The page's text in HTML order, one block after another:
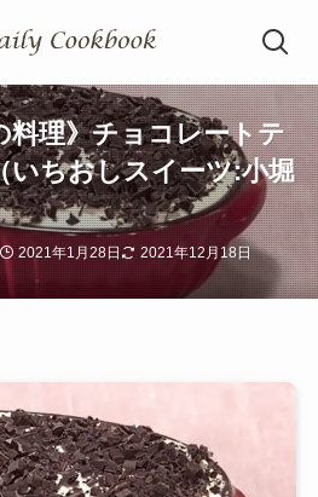
料理》チョコレートテ
いちおしスイーツ:小堀
2021年1月28日 2021年12月18日